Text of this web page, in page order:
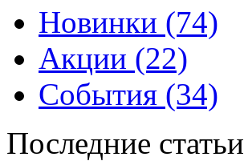
Новинки (74)
Акции (22)
События (34)
Последние статьи